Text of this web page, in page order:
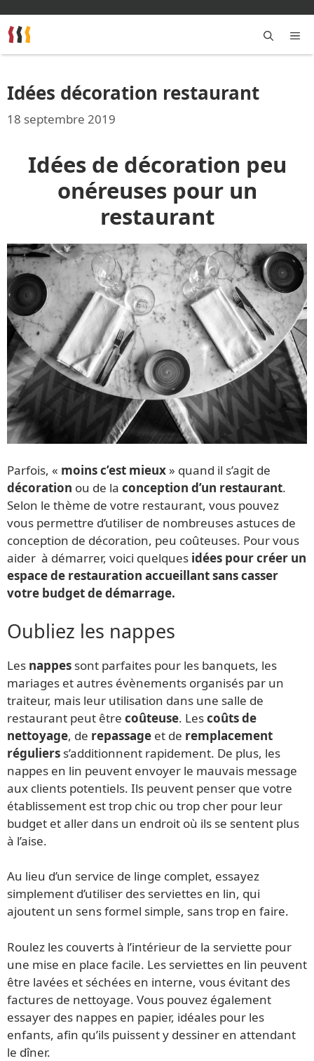
au
contenu
Idées décoration restaurant
18 septembre 2019
Idées de décoration peu
onéreuses pour un
restaurant
Parfois, « moins c’est mieux » quand il s’agit de
décoration ou de la conception d’un restaurant.
Selon le thème de votre restaurant, vous pouvez
vous permettre d’utiliser de nombreuses astuces de
conception de décoration, peu coûteuses. Pour vous
aider à démarrer, voici quelques idées pour créer un
espace de restauration accueillant sans casser
votre budget de démarrage.
Oubliez les nappes
Les nappes sont parfaites pour les banquets, les
mariages et autres évènements organisés par un
traiteur, mais leur utilisation dans une salle de
restaurant peut être coûteuse. Lescoûts de
nettoyage, de repassage et de remplacement
réguliers s’additionnent rapidement. De plus, les
nappes en lin peuvent envoyer le mauvais message
aux clients potentiels. Ils peuvent penser que votre
établissement est trop chic ou trop cher pour leur
budget et aller dans un endroit où ils se sentent plus
à l’aise.
Au lieu d’un service de linge complet, essayez
simplement d’utiliser des serviettes en lin, qui
ajoutent un sens formel simple, sans trop en faire.
Roulez les couverts à l’intérieur de la serviette pour
une mise en place facile. Les serviettes en lin peuvent
être lavées et séchées en interne, vous évitant des
factures de nettoyage. Vous pouvez également
essayer des nappes en papier, idéales pour les
enfants, afin qu’ils puissent y dessiner en attendant
le dîner.